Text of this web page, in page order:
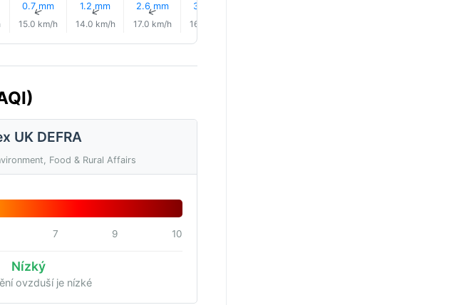
0.7 mm
↑
15.0 km/h
1.2 mm
↑
14.0 km/h
2.6 mm
↑
17.0 km/h
3.6 mm
16.0 km/h
UK DEFRA
Food & Rural Affairs
7 9 10
Nízký
ovzduší je nízké